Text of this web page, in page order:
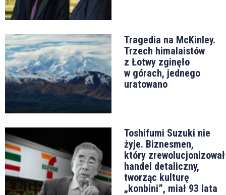
Tragedia na McKinley.
Trzech himalaistów
z Łotwy zginęło
w górach, jednego
uratowano
Toshifumi Suzuki nie
żyje. Biznesmen,
który zrewolucjonizował
handel detaliczny,
tworząc kulturę
„konbini”, miał 93 lata